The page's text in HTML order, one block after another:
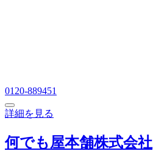
0120-889451
詳細を見る
何でも屋本舗株式会社